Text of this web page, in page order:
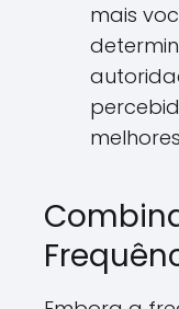
mais